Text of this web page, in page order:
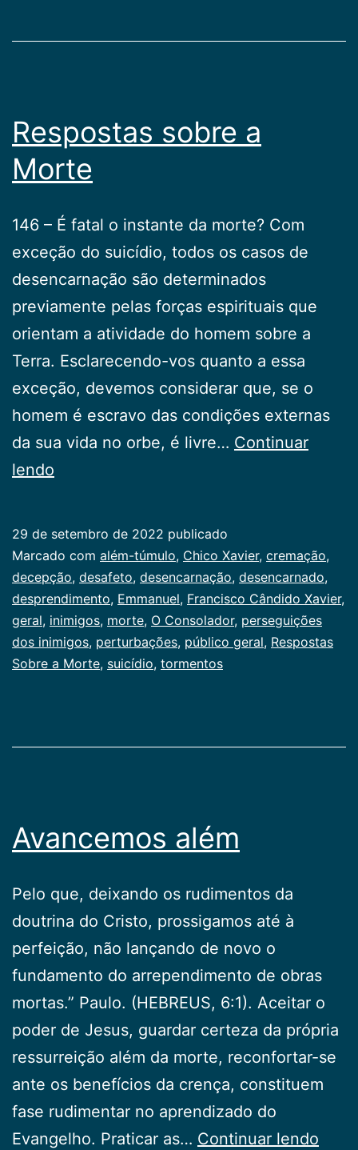
Respostas sobre a
Morte
146 – É fatal o instante da morte? Com
exceção do suicídio, todos os casos de
desencarnação são determinados
previamente pelas forças espirituais que
orientam a atividade do homem sobre a
Terra. Esclarecendo-vos quanto a essa
exceção, devemos considerar que, se o
homem é escravo das condições externas
da sua vida no orbe, é livre… Continuar
lendo
Morte
29 de setembro de 2022 publicado
Categorizado
como
Publicogeral
Marcado com além-túmulo, Chico Xavier, cremação,
decepção, desafeto, desencarnação, desencarnado,
desprendimento, Emmanuel, Francisco Cândido Xavier,
geral, inimigos, morte, O Consolador, perseguições
dos inimigos, perturbações, público geral, Respostas
Sobre a Morte, suicídio, tormentos
Avancemos além
Pelo que, deixando os rudimentos da
doutrina do Cristo, prossigamos até à
perfeição, não lançando de novo o
fundamento do arrependimento de obras
mortas.” Paulo. (HEBREUS, 6:1). Aceitar o
poder de Jesus, guardar certeza da própria
ressurreição além da morte, reconfortar-se
ante os benefícios da crença, constituem
fase rudimentar no aprendizado do
Evangelho. Praticar as… Continuar lendo